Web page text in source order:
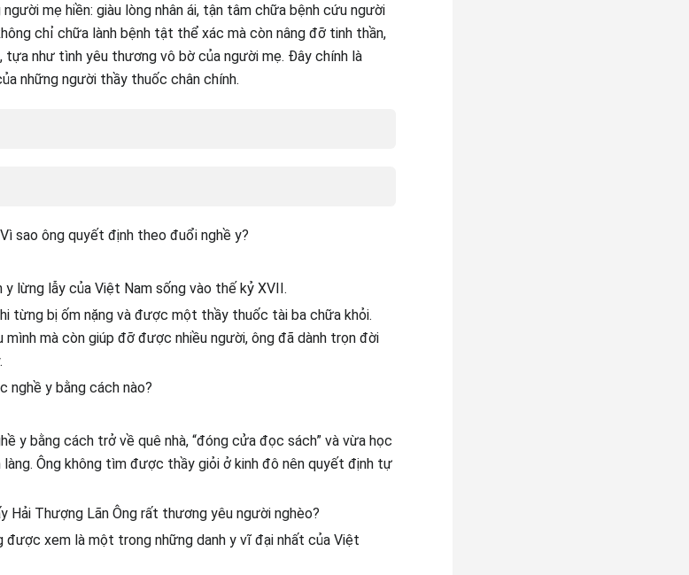
mẹ hiền: giàu lòng nhân ái, tận tâm chữa bệnh cứu người
chỉ chữa lành bệnh tật thể xác mà còn nâng đỡ tinh thần,
tựa như tình yêu thương vô bờ của người mẹ. Đây chính là
những người thầy thuốc chân chính.
sao ông quyết định theo đuổi nghề y?
y lừng lẫy của Việt Nam sống vào thế kỷ XVII.
từng bị ốm nặng và được một thầy thuốc tài ba chữa khỏi.
mình mà còn giúp đỡ được nhiều người, ông đã dành trọn đời
nghề y bằng cách nào?
y bằng cách trở về quê nhà, “đóng cửa đọc sách” và vừa học
làng. Ông không tìm được thầy giỏi ở kinh đô nên quyết định tự
Hải Thượng Lãn Ông rất thương yêu người nghèo?
được xem là một trong những danh y vĩ đại nhất của Việt